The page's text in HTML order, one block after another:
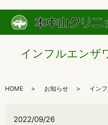
インフルエンザ
HOME お知らせ イン
2022/09/26